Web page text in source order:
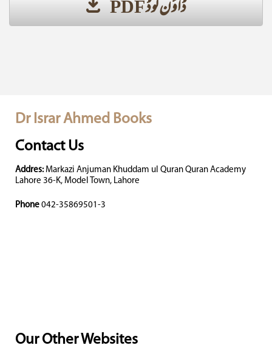
ڈاؤن لوڈ PDF
Dr Israr Ahmed Books
Contact Us
Addres: Markazi Anjuman Khuddam ul Quran Quran Academy
Lahore 36-K, Model Town, Lahore
Phone 042-35869501-3
Our Other Websites